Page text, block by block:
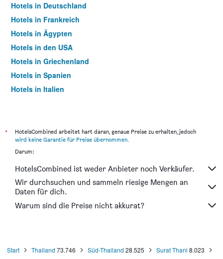
Hotels in Deutschland
Hotels in Frankreich
Hotels in Ägypten
Hotels in den USA
Hotels in Griechenland
Hotels in Spanien
Hotels in Italien
*
HotelsCombined arbeitet hart daran, genaue Preise zu erhalten, jedoch
wird keine Garantie für Preise übernommen.
Darum:
HotelsCombined ist weder Anbieter noch Verkäufer.
Wir durchsuchen und sammeln riesige Mengen an
Daten für dich.
Warum sind die Preise nicht akkurat?
Start Thailand 73.746 Süd-Thailand 28.525 Surat Thani 8.023